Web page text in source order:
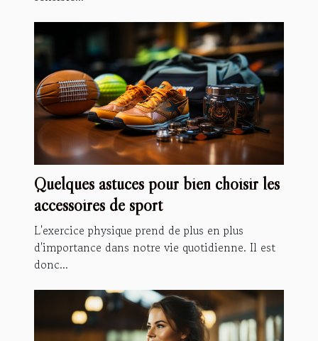
Quelques astuces pour bien choisir les
accessoires de sport
L'exercice physique prend de plus en plus
d'importance dans notre vie quotidienne. Il est
donc...